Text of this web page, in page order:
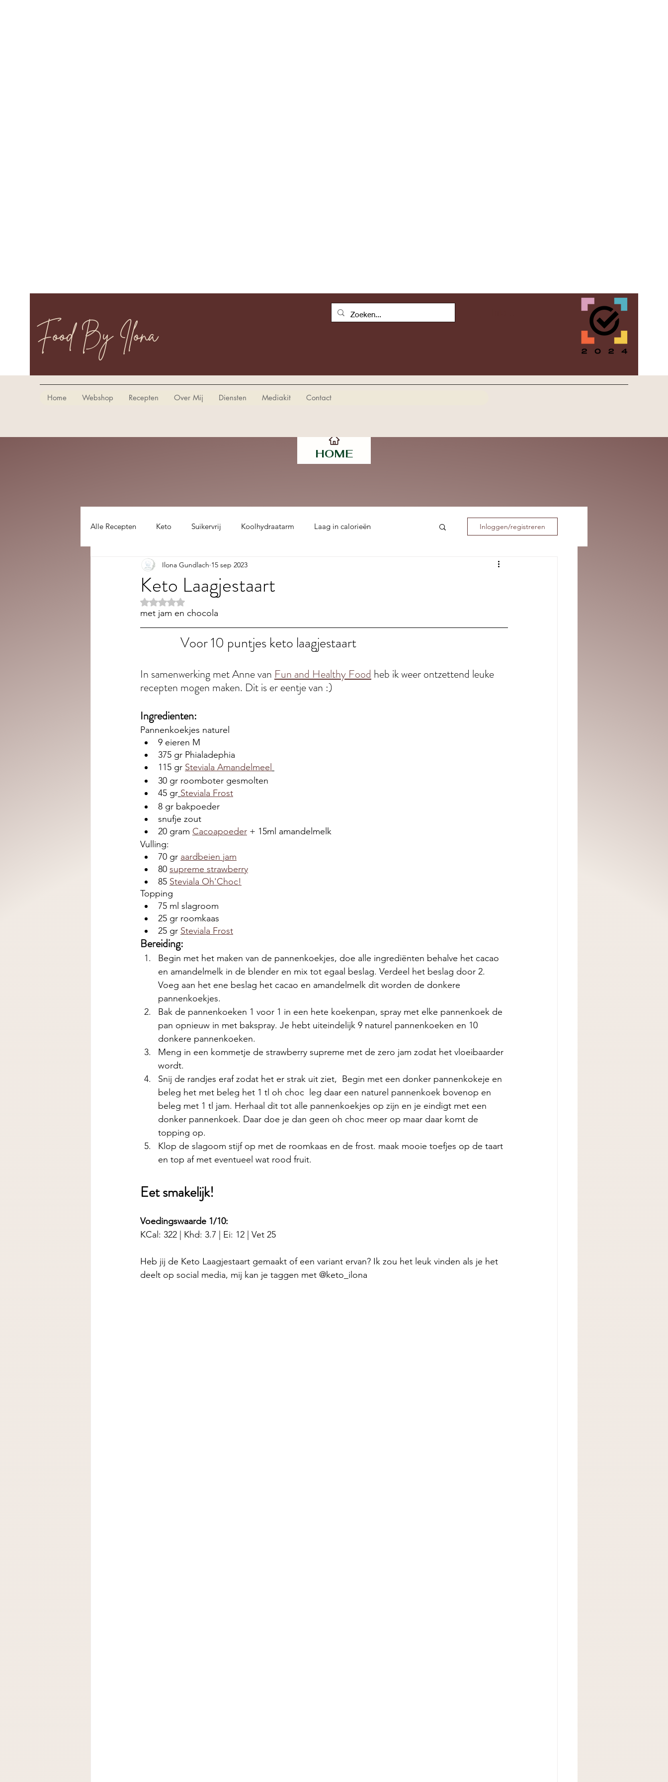
Food By Ilona
Home Webshop Recepten Over Mij Diensten Mediakit Contact
HOME
Alle Recepten Keto Suikervrij Koolhydraatarm Laag in calorieën
Lekker gezellig :) hoofdgerecht
Inloggen/registreren
Keto Laagjestaart
Ilona Gundlach 15 sep 2023
Beoordeeld met NaN uit 5 sterren.
met jam en chocola
Voor 10 puntjes keto laagjestaart
In samenwerking met Anne van Fun and Healthy Food heb ik weer ontzettend leuke
recepten mogen maken. Dit is er eentje van :)
Ingredienten:
Pannenkoekjes naturel
9 eieren M
375 gr Phialadephia
115 gr Steviala Amandelmeel
30 gr roomboter gesmolten
45 gr Steviala Frost
8 gr bakpoeder
snufje zout
20 gram Cacoapoeder + 15ml amandelmelk
Vulling:
70 gr aardbeien jam
80 supreme strawberry
85 Steviala Oh'Choc!
Topping
75 ml slagroom
25 gr roomkaas
25 gr Steviala Frost
Bereiding:
Begin met het maken van de pannenkoekjes, doe alle ingrediënten behalve het cacao
en amandelmelk in de blender en mix tot egaal beslag. Verdeel het beslag door 2.
Voeg aan het ene beslag het cacao en amandelmelk dit worden de donkere
pannenkoekjes.
Bak de pannenkoeken 1 voor 1 in een hete koekenpan, spray met elke pannenkoek de
pan opnieuw in met bakspray. Je hebt uiteindelijk 9 naturel pannenkoeken en 10
donkere pannenkoeken.
Meng in een kommetje de strawberry supreme met de zero jam zodat het vloeibaarder
wordt.
Snij de randjes eraf zodat het er strak uit ziet,  Begin met een donker pannenkokeje en
beleg het met beleg het 1 tl oh choc  leg daar een naturel pannenkoek bovenop en
beleg met 1 tl jam. Herhaal dit tot alle pannenkoekjes op zijn en je eindigt met een
donker pannenkoek. Daar doe je dan geen oh choc meer op maar daar komt de
topping op.
Klop de slagoom stijf op met de roomkaas en de frost. maak mooie toefjes op de taart
en top af met eventueel wat rood fruit.
Eet smakelijk!
Voedingswaarde 1/10:
KCal: 322 | Khd: 3.7 | Ei: 12 | Vet 25
Heb jij de Keto Laagjestaart gemaakt of een variant ervan? Ik zou het leuk vinden als je het
deelt op social media, mij kan je taggen met @keto_ilona